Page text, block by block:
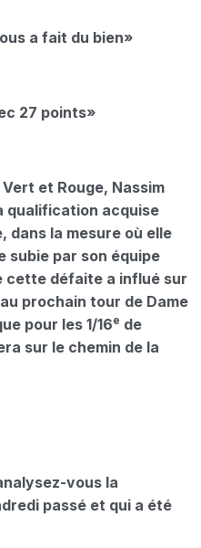
a fait du bien»
27 points»
et Rouge, Nassim
qualification acquise
dans la mesure où elle
subie par son équipe
cette défaite a influé sur
prochain tour de Dame
pour les 1/16e de
sur le chemin de la
vous la
passé et qui a été